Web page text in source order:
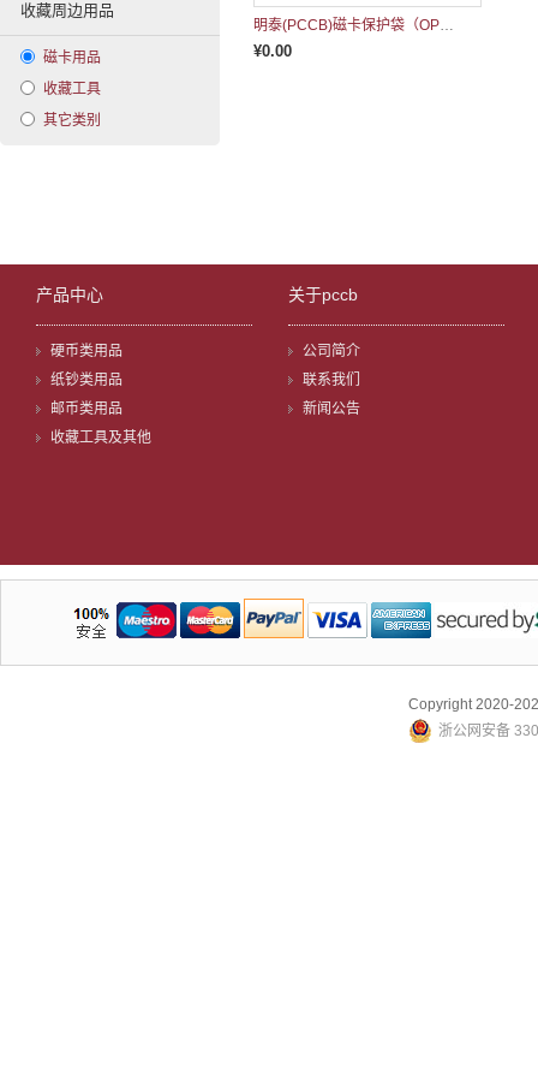
收藏周边用品
磁卡用品
收藏工具
其它类别
明泰(PCCB)磁卡保护袋（OPP袋）
¥0.00
产品中心
硬币类用品
纸钞类用品
邮币类用品
收藏工具及其他
关于pccb
公司简介
联系我们
新闻公告
Copyright 2020-
浙公网安备